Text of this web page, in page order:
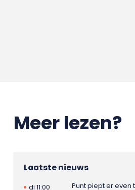
Meer lezen?
Laatste nieuws
di 11:00
Punt piept er even